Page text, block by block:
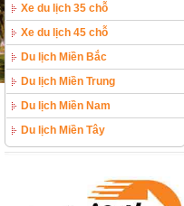
Xe du lịch 35 chỗ
Xe du lịch 45 chỗ
Du lịch Miền Bắc
Du lịch Miền Trung
Du lịch Miền Nam
Du lịch Miền Tây